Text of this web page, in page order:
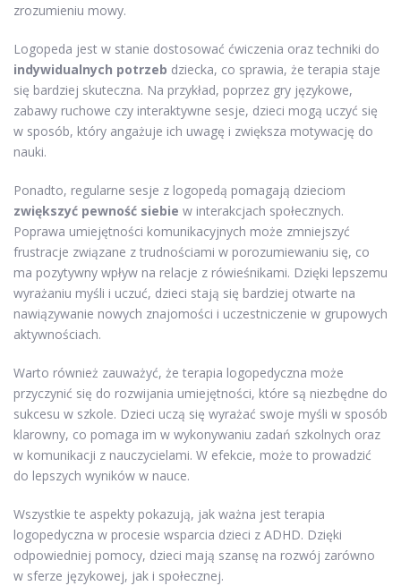
zrozumieniu mowy.
Logopeda jest w stanie dostosować ćwiczenia oraz techniki do
indywidualnych potrzeb dziecka, co sprawia, że terapia staje
się bardziej skuteczna. Na przykład, poprzez gry językowe,
zabawy ruchowe czy interaktywne sesje, dzieci mogą uczyć się
w sposób, który angażuje ich uwagę i zwiększa motywację do
nauki.
Ponadto, regularne sesje z logopedą pomagają dzieciom
zwiększyć pewność siebie w interakcjach społecznych.
Poprawa umiejętności komunikacyjnych może zmniejszyć
frustracje związane z trudnościami w porozumiewaniu się, co
ma pozytywny wpływ na relacje z rówieśnikami. Dzięki lepszemu
wyrażaniu myśli i uczuć, dzieci stają się bardziej otwarte na
nawiązywanie nowych znajomości i uczestniczenie w grupowych
aktywnościach.
Warto również zauważyć, że terapia logopedyczna może
przyczynić się do rozwijania umiejętności, które są niezbędne do
sukcesu w szkole. Dzieci uczą się wyrażać swoje myśli w sposób
klarowny, co pomaga im w wykonywaniu zadań szkolnych oraz
w komunikacji z nauczycielami. W efekcie, może to prowadzić
do lepszych wyników w nauce.
Wszystkie te aspekty pokazują, jak ważna jest terapia
logopedyczna w procesie wsparcia dzieci z ADHD. Dzięki
odpowiedniej pomocy, dzieci mają szansę na rozwój zarówno
w sferze językowej, jak i społecznej.